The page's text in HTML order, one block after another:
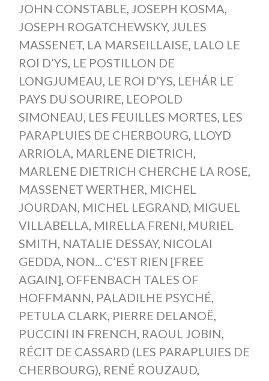
JOHN CONSTABLE, JOSEPH KOSMA,
JOSEPH ROGATCHEWSKY, JULES
MASSENET, LA MARSEILLAISE, LALO LE
ROI D’YS, LE POSTILLON DE
LONGJUMEAU, LE ROI D’YS, LEHÁR LE
PAYS DU SOURIRE, LEOPOLD
SIMONEAU, LES FEUILLES MORTES, LES
PARAPLUIES DE CHERBOURG, LLOYD
ARRIOLA, MARLENE DIETRICH,
MARLENE DIETRICH CHERCHE LA ROSE,
MASSENET WERTHER, MICHEL
JOURDAN, MICHEL LEGRAND, MIGUEL
VILLABELLA, MIRELLA FRENI, MURIEL
SMITH, NATALIE DESSAY, NICOLAI
GEDDA, NON... C’EST RIEN [FREE
AGAIN], OFFENBACH TALES OF
HOFFMANN, PALADILHE PSYCHÉ,
PETULA CLARK, PIERRE DELANOË,
PUCCINI IN FRENCH, RAOUL JOBIN,
RÉCIT DE CASSARD (LES PARAPLUIES DE
CHERBOURG), RENÉ ROUZAUD,